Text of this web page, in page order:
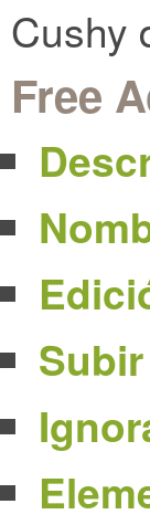
Cushy
Free